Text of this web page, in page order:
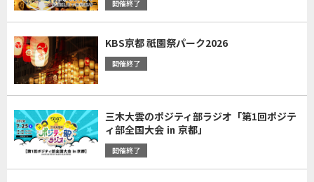
開催終了
KBS京都 祇園祭パーク2026
開催終了
三木大雲のポジティ部ラジオ「第1回ポジテ
ィ部全国大会 ㏌ 京都」
開催終了